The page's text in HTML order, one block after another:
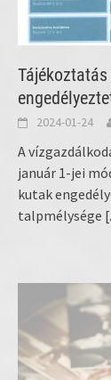
2024-01-24
A
január 1-jei
kutak
talpmélysége